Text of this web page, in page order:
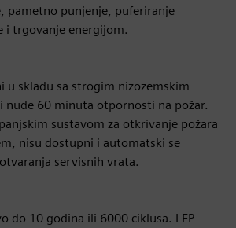
pametno punjenje, puferiranje
i trgovanje energijom.
u skladu sa strogim nizozemskim
nude 60 minuta otpornosti na požar.
sustavom za otkrivanje požara
nisu dostupni i automatski se
servisnih vrata.
do 10 godina ili 6000 ciklusa. LFP